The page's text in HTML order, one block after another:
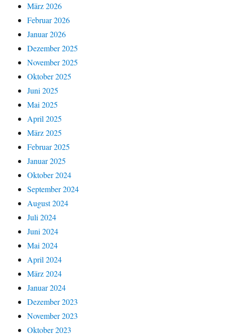
März 2026
Februar 2026
Januar 2026
Dezember 2025
November 2025
Oktober 2025
Juni 2025
Mai 2025
April 2025
März 2025
Februar 2025
Januar 2025
Oktober 2024
September 2024
August 2024
Juli 2024
Juni 2024
Mai 2024
April 2024
März 2024
Januar 2024
Dezember 2023
November 2023
Oktober 2023